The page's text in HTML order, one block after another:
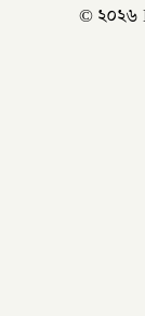
© ২০২৬